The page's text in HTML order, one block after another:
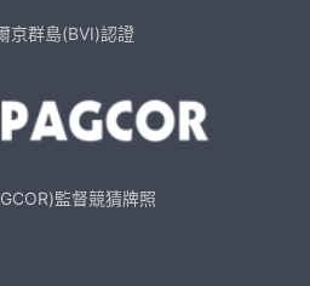
京群島(BVI)認證
監督競猜牌照